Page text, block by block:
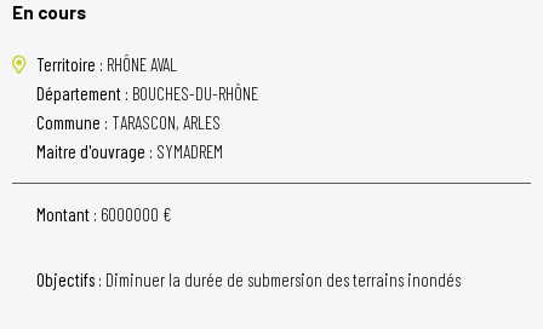
En cours
Territoire : RHÔNE AVAL
Département : BOUCHES-DU-RHÔNE
Commune : TARASCON, ARLES
Maitre d'ouvrage : SYMADREM
Montant : 6000000 €
Objectifs : Diminuer la durée de submersion des terrains inondés